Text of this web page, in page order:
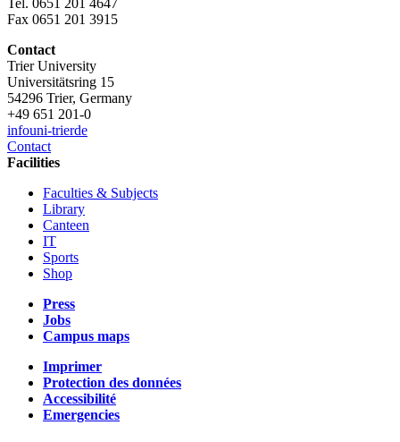
Tel. 0651 201 4647
Fax 0651 201 3915
Contact
Trier University
Universitätsring 15
54296 Trier, Germany
+49 651 201-0
infouni-trierde
Contact
Facilities
Faculties & Subjects
Library
Canteen
IT
Sports
Shop
Press
Jobs
Campus maps
Imprimer
Protection des données
Accessibilité
Emergencies